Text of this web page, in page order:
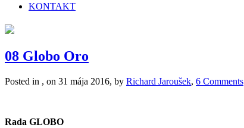
KONTAKT
08 Globo Oro
Posted in , on 31 mája 2016, by Richard Jaroušek, 6 Comments
Rada GLOBO